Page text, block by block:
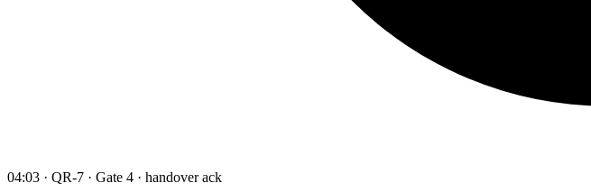
04:03 · QR-7 · Gate 4 · handover ack